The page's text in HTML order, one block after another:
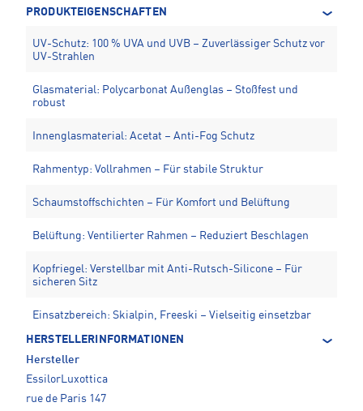
PRODUKTEIGENSCHAFTEN
UV-Schutz: 100 % UVA und UVB – Zuverlässiger Schutz vor
UV-Strahlen
Glasmaterial: Polycarbonat Außenglas – Stoßfest und
robust
Innenglasmaterial: Acetat – Anti-Fog Schutz
Rahmentyp: Vollrahmen – Für stabile Struktur
Schaumstoffschichten – Für Komfort und Belüftung
Belüftung: Ventilierter Rahmen – Reduziert Beschlagen
Kopfriegel: Verstellbar mit Anti-Rutsch-Silicone – Für
sicheren Sitz
Einsatzbereich: Skialpin, Freeski – Vielseitig einsetzbar
HERSTELLERINFORMATIONEN
Hersteller
EssilorLuxottica
rue de Paris 147